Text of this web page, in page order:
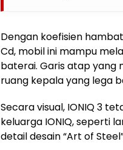
Dengan koefisien
Cd, mobil ini mampu
baterai. Garis atap yang
ruang kepala yang lega
Secara visual, IONIQ 3
keluarga IONIQ, seperti
detail desain “Art of